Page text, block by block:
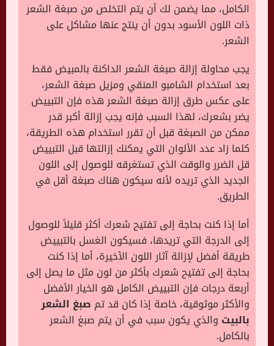
الكامل، مما يضمن لك أن يتم التخلص من صبغة الشعر
ذات اللون الأسود بدون أن ينتج عنها مشاكل على
الشعر.
يجب محاولة إزالة صبغة الشعر الداكنة بالمبيض فقط
بعد استخدام الشامبو المنقي ومزيل صبغة الشعر،
على عكس طرق إزالة صبغة الشعر هذه فإن التبييض
يضر بشعرك، لهذا السبب فإنه يجب إزالة أكبر قدر
ممكن من الصبغة قبل أن تقرر استخدام هذه الطريقة،
كلما زاد عدد الألوان التي يمكنك إزالتها قبل التبييض
قل الضرر والوقت الذي تستغرقه للوصول إلى اللون
الجديد الذي تريده لأنه سيكون هناك صبغة أقل في
الطريق.
أما إذا كنت بحاجة إلى تفتيح شعرك أكثر قليلاً للوصول
إلى الدرجة التي تريدها، فسيكون الغسل بالتبييض
طريقة أفضل لإزالة آثار اللون الأخيرة، أما إذا كنت
بحاجة إلى تفتيح شعرك بأكثر من لون مثل ما يصل إلى
أربعة درجات فإن التبييض الكامل هو الخيار الأفضل
والأكثر موثوقية، خاصة إذا كان قد تم صبغ الشعر
بالبيت والذي يكون سبب في أن يتم صبغ الشعر
بالكامل.